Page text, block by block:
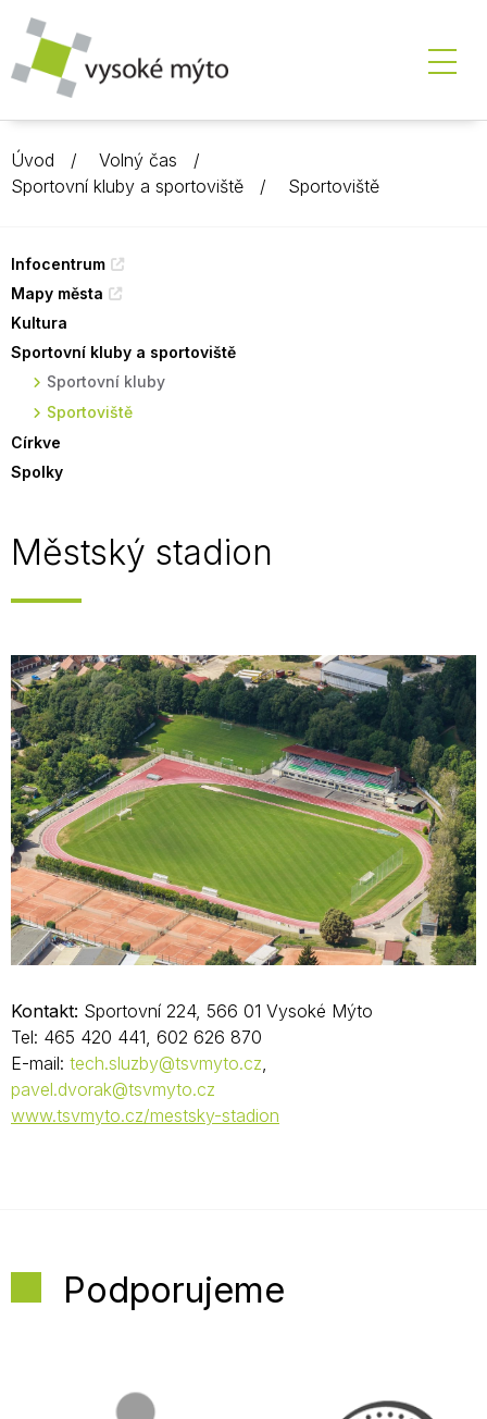
Úvod
Volný čas
Sportovní kluby a sportoviště
Sportoviště
Infocentrum
Mapy města
Kultura
Sportovní kluby a sportoviště
Sportovní kluby
Sportoviště
Církve
Spolky
Městský stadion
Kontakt: Sportovní 224, 566 01 Vysoké Mýto
Tel: 465 420 441, 602 626 870
E-mail: tech.sluzby@tsvmyto.cz,
pavel.dvorak@tsvmyto.cz
www.tsvmyto.cz/mestsky-stadion
Podporujeme